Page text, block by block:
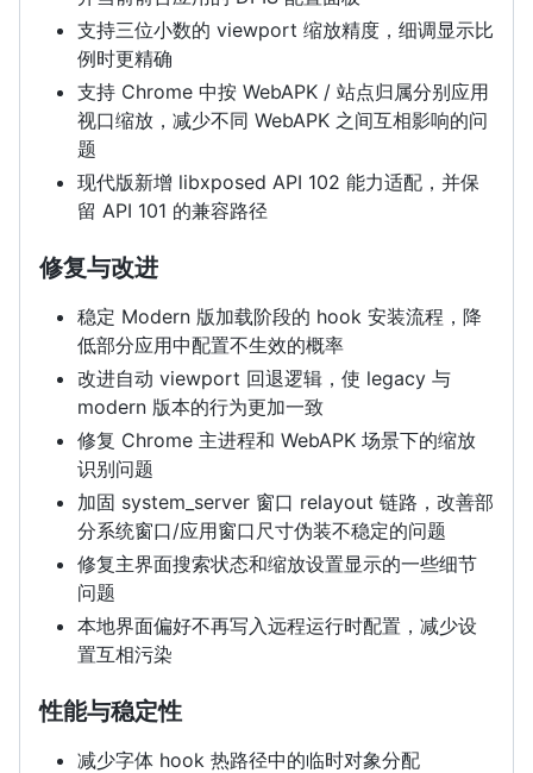
支持三位小数的 viewport 缩放精度，细调显示比
例时更精确
支持 Chrome 中按 WebAPK / 站点归属分别应用
视口缩放，减少不同 WebAPK 之间互相影响的问
题
现代版新增 libxposed API 102 能力适配，并保
留 API 101 的兼容路径
修复与改进
稳定 Modern 版加载阶段的 hook 安装流程，降
低部分应用中配置不生效的概率
改进自动 viewport 回退逻辑，使 legacy 与
modern 版本的行为更加一致
修复 Chrome 主进程和 WebAPK 场景下的缩放
识别问题
加固 system_server 窗口 relayout 链路，改善部
分系统窗口/应用窗口尺寸伪装不稳定的问题
修复主界面搜索状态和缩放设置显示的一些细节
问题
本地界面偏好不再写入远程运行时配置，减少设
置互相污染
性能与稳定性
减少字体 hook 热路径中的临时对象分配